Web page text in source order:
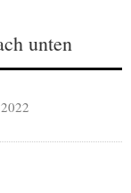
unten